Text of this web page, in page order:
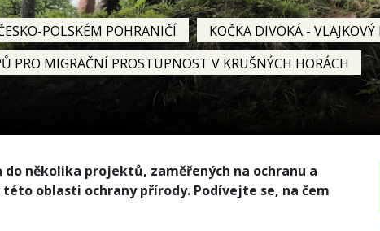
POLSKÉM POHRANIČÍ
KOČKA DIVOKÁ -
PRO MIGRAČNÍ PROSTUPNOST V KRUŠNÝCH HORÁCH
několika projektů, zaměřených na ochranu a
oblasti ochrany přírody. Podívejte se, na čem